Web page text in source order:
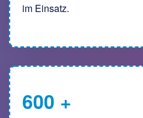
im Einsatz.
600 +